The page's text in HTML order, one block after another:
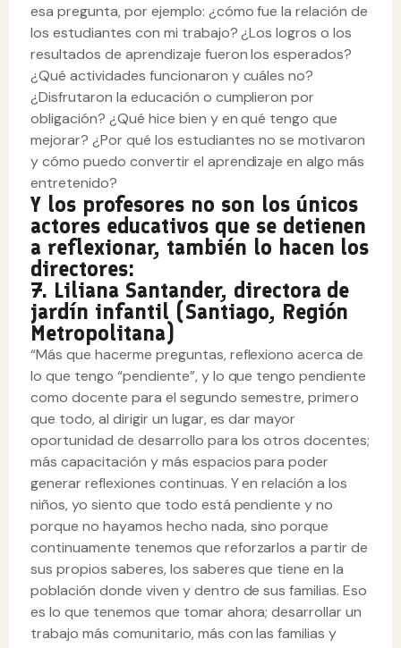
esa pregunta, por ejemplo: ¿cómo fue la relación de
los estudiantes con mi trabajo? ¿Los logros o los
resultados de aprendizaje fueron los esperados?
¿Qué actividades funcionaron y cuáles no?
¿Disfrutaron la educación o cumplieron por
obligación? ¿Qué hice bien y en qué tengo que
mejorar? ¿Por qué los estudiantes no se motivaron
y cómo puedo convertir el aprendizaje en algo más
entretenido?
Y los profesores no son los únicos
actores educativos que se detienen
a reflexionar, también lo hacen los
directores:
7. Liliana Santander, directora de
jardín infantil (Santiago, Región
Metropolitana)
“Más que hacerme preguntas, reflexiono acerca de
lo que tengo “pendiente”, y lo que tengo pendiente
como docente para el segundo semestre, primero
que todo, al dirigir un lugar, es dar mayor
oportunidad de desarrollo para los otros docentes;
más capacitación y más espacios para poder
generar reflexiones continuas. Y en relación a los
niños, yo siento que todo está pendiente y no
porque no hayamos hecho nada, sino porque
continuamente tenemos que reforzarlos a partir de
sus propios saberes, los saberes que tiene en la
población donde viven y dentro de sus familias. Eso
es lo que tenemos que tomar ahora; desarrollar un
trabajo más comunitario, más con las familias y